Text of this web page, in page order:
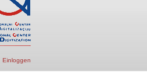
Einloggen